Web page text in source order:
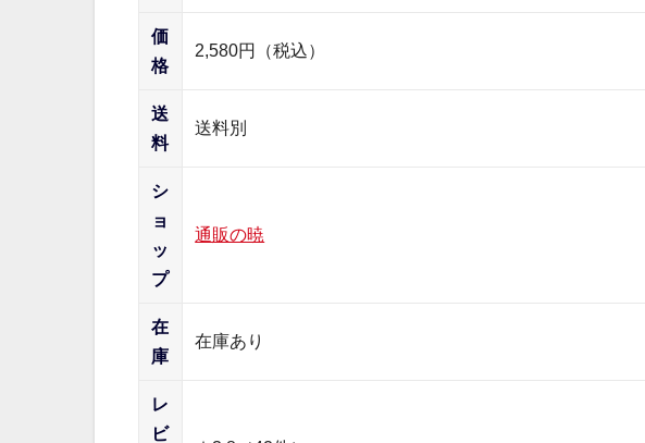
価
格
2,580円（税込）
送
料
送料別
シ
ョ
ッ
プ
通販の暁
在
庫
在庫あり
レ
ビ